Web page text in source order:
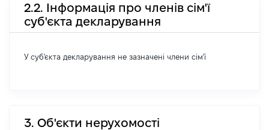
2.2. Інформація про членів сім'ї
суб'єкта декларування
У суб'єкта декларування не зазначені члени сім'ї
3. Об'єкти нерухомості